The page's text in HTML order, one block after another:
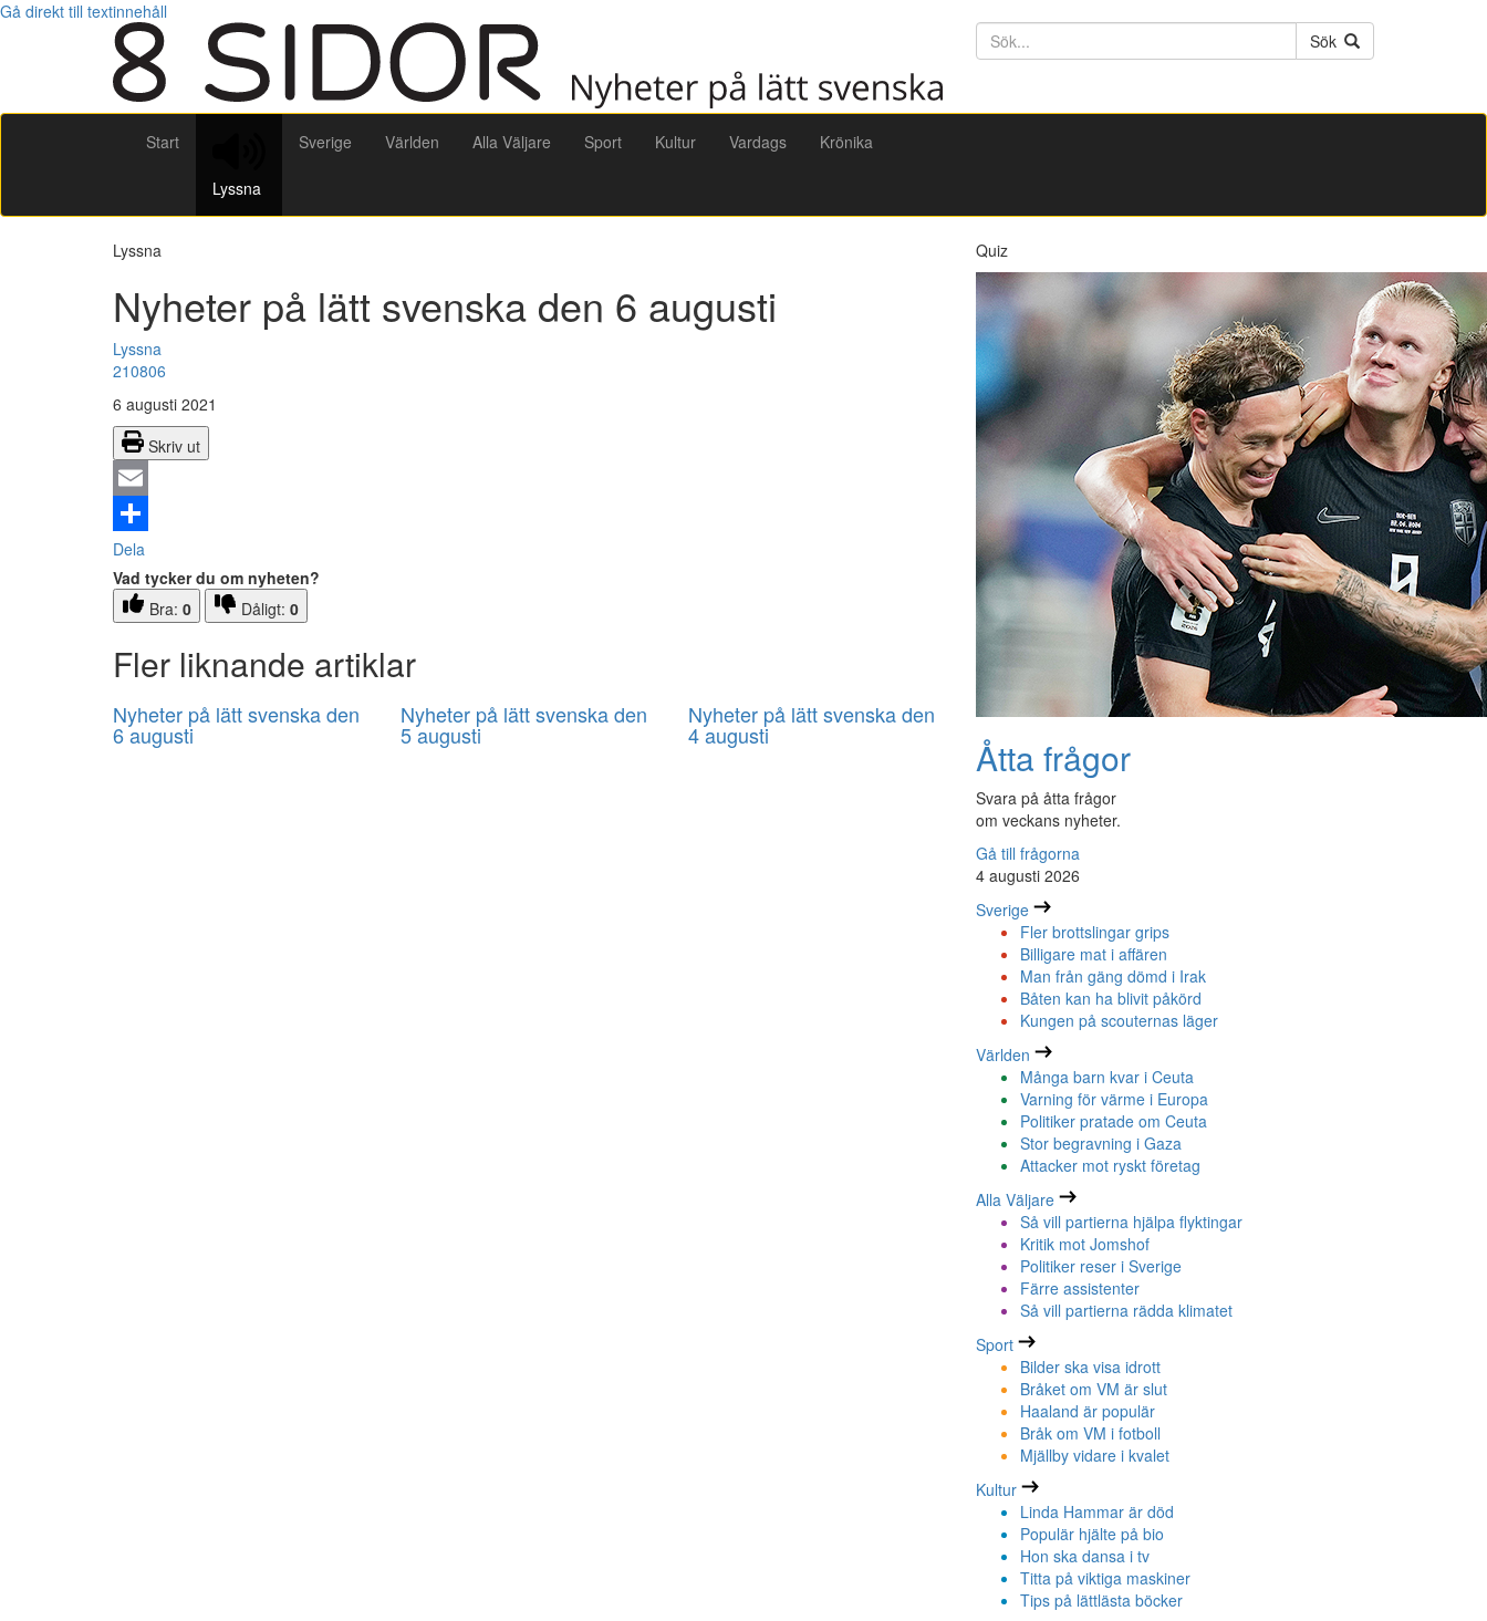
Gå direkt till textinnehåll
Söktext
Sök
Start
Lyssna
Sverige Världen Alla Väljare Sport Kultur Vardags Krönika
Lyssna
Nyheter på lätt svenska den 6 augusti
Lyssna
210806
6 augusti 2021
Skriv ut
Email
Dela
Vad tycker du om nyheten?
Bra: 0 Dåligt: 0
Fler liknande artiklar
Nyheter på lätt svenska den
6 augusti
Nyheter på lätt svenska den
5 augusti
Nyheter på lätt svenska den
4 augusti
Quiz
Åtta frågor
Svara på åtta frågor
om veckans nyheter.
Gå till frågorna
4 augusti 2026
Sverige
Fler brottslingar grips
Billigare mat i affären
Man från gäng dömd i Irak
Båten kan ha blivit påkörd
Kungen på scouternas läger
Världen
Många barn kvar i Ceuta
Varning för värme i Europa
Politiker pratade om Ceuta
Stor begravning i Gaza
Attacker mot ryskt företag
Alla Väljare
Så vill partierna hjälpa flyktingar
Kritik mot Jomshof
Politiker reser i Sverige
Färre assistenter
Så vill partierna rädda klimatet
Sport
Bilder ska visa idrott
Bråket om VM är slut
Haaland är populär
Bråk om VM i fotboll
Mjällby vidare i kvalet
Kultur
Linda Hammar är död
Populär hjälte på bio
Hon ska dansa i tv
Titta på viktiga maskiner
Tips på lättlästa böcker